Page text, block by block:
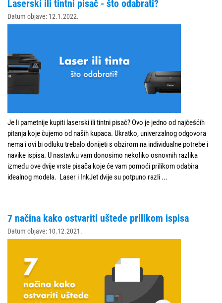
Laserski ili tintni pisač - što odabrati?
Datum objave: 12.1.2022.
Je li pametnije kupiti laserski ili tintni pisač? Ovo je jedno od najčešćih
pitanja koje čujemo od naših kupaca. Ukratko, univerzalnog odgovora
nema i ovi bi odluku trebalo donijeti s obzirom na individualne potrebe i
navike ispisa. U nastavku vam donosimo nekoliko osnovnih razlika
između ove dvije vrste pisača koje će vam pomoći prilikom odabira
idealnog modela. Laser i InkJet dvije su potpuno razli ...
7 načina kako ostvariti uštede prilikom ispisa
Datum objave: 10.12.2021.